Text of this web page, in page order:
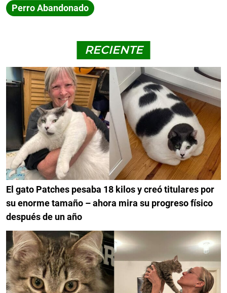
Perro Abandonado
RECIENTE
El gato Patches pesaba 18 kilos y creó titulares por
su enorme tamaño – ahora mira su progreso físico
después de un año